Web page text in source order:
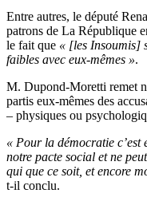
Entre autres, le député
patrons de La République
le fait que « [les Insoumis]
faibles avec eux-mêmes ».
M. Dupond-Moretti remet
partis eux-mêmes des
– physiques ou
« Pour la démocratie c’est
notre pacte social et ne
qui que ce soit, et encore
t-il conclu.